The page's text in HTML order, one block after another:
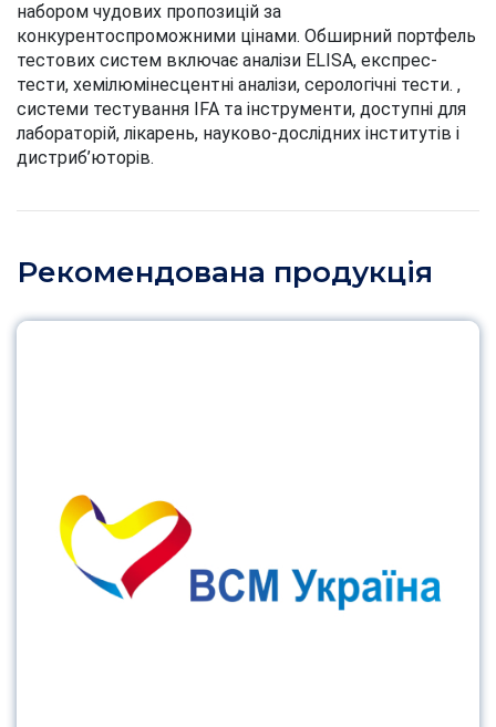
набором чудових пропозицій за
конкурентоспроможними цінами. Обширний портфель
тестових систем включає аналізи ELISA, експрес-
тести, хемілюмінесцентні аналізи, серологічні тести. ,
системи тестування IFA та інструменти, доступні для
лабораторій, лікарень, науково-дослідних інститутів і
дистриб’юторів.
Рекомендована продукція